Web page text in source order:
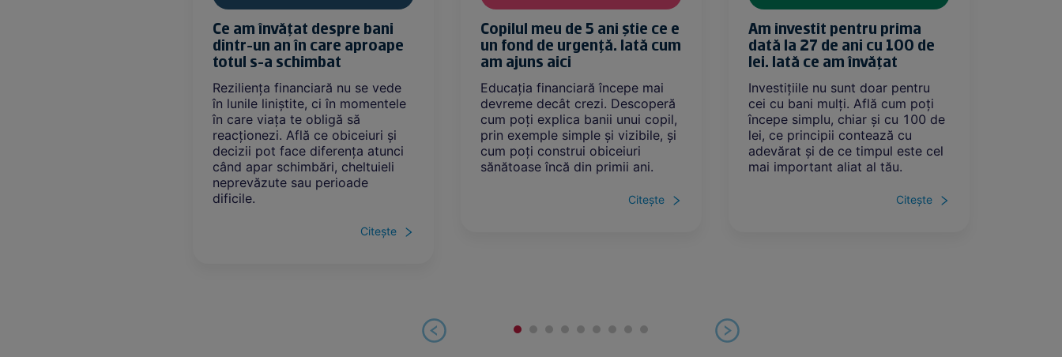
Ce am învățat despre bani
dintr-un an în care aproape
totul s-a schimbat
Reziliența financiară nu se vede
în lunile liniștite, ci în momentele
în care viața te obligă să
reacționezi. Află ce obiceiuri și
decizii pot face diferența atunci
când apar schimbări, cheltuieli
neprevăzute sau perioade
dificile.
Citește
Copilul meu de 5 ani știe ce e
un fond de urgență. Iată cum
am ajuns aici
Educația financiară începe mai
devreme decât crezi. Descoperă
cum poți explica banii unui copil,
prin exemple simple și vizibile, și
cum poți construi obiceiuri
sănătoase încă din primii ani.
Citește
Am investit pentru prima
dată la 27 de ani cu 100 de
lei. Iată ce am învățat
Investițiile nu sunt doar pentru
cei cu bani mulți. Află cum poți
începe simplu, chiar și cu 100 de
lei, ce principii contează cu
adevărat și de ce timpul este cel
mai important aliat al tău.
Citește